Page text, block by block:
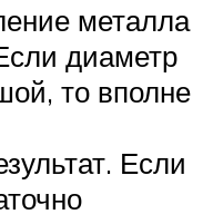
металла
диаметр
то вполне
Если